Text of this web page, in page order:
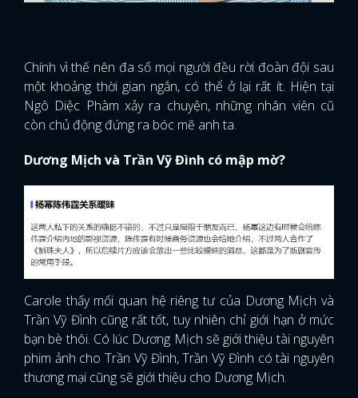
Chính vì thế nên đa số mọi người đều rời đoàn đội sau
một khoảng thời gian ngắn, có thể ở lại rất ít. Hiện tại
Ngô Diệc Phàm xảy ra chuyện, những nhân viên cũ
còn chủ động đứng ra bóc mẽ anh ta.
Dương Mịch và Trần Vỹ Đình có mập mờ?
Carole thấy mối quan hệ riêng tư của Dương Mịch và
Trần Vỹ Đình cũng rất tốt, tuy nhiên chỉ giới hạn ở mức
bạn bè thôi. Có lúc Dương Mịch sẽ giới thiệu tài nguyên
phim ảnh cho Trần Vỹ Đình, Trần Vỹ Đình có tài nguyên
thương mại cũng sẽ giới thiệu cho Dương Mịch.